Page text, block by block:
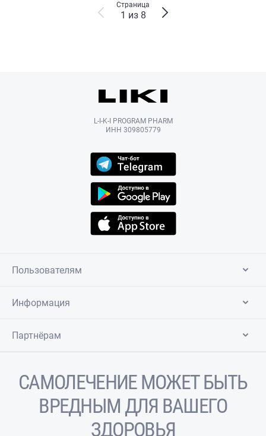
Страница
1 из 8
L-I-K-I PROGRAM PHARM
ИНН 309805779
Пользователям
Информация
Партнёрам
САМОЛЕЧЕНИЕ МОЖЕТ БЫТЬ
ВРЕДНЫМ ДЛЯ ВАШЕГО
ЗДОРОВЬЯ